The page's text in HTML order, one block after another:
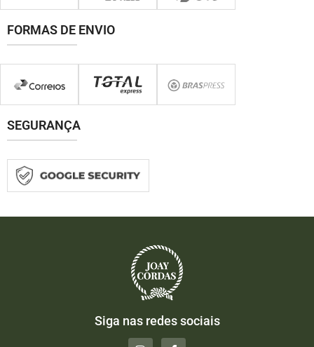
FORMAS DE ENVIO
SEGURANÇA
Siga nas redes sociais